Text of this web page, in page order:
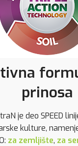
prinosa
je deo SPEED
kulture,
za zemljište, za